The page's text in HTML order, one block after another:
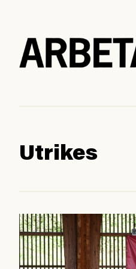
Utrikes